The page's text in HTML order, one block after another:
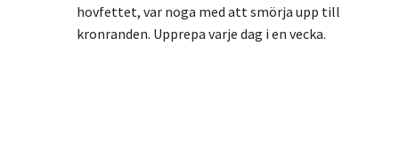
hovfettet, var noga med att smörja upp till
kronranden. Upprepa varje dag i en vecka.